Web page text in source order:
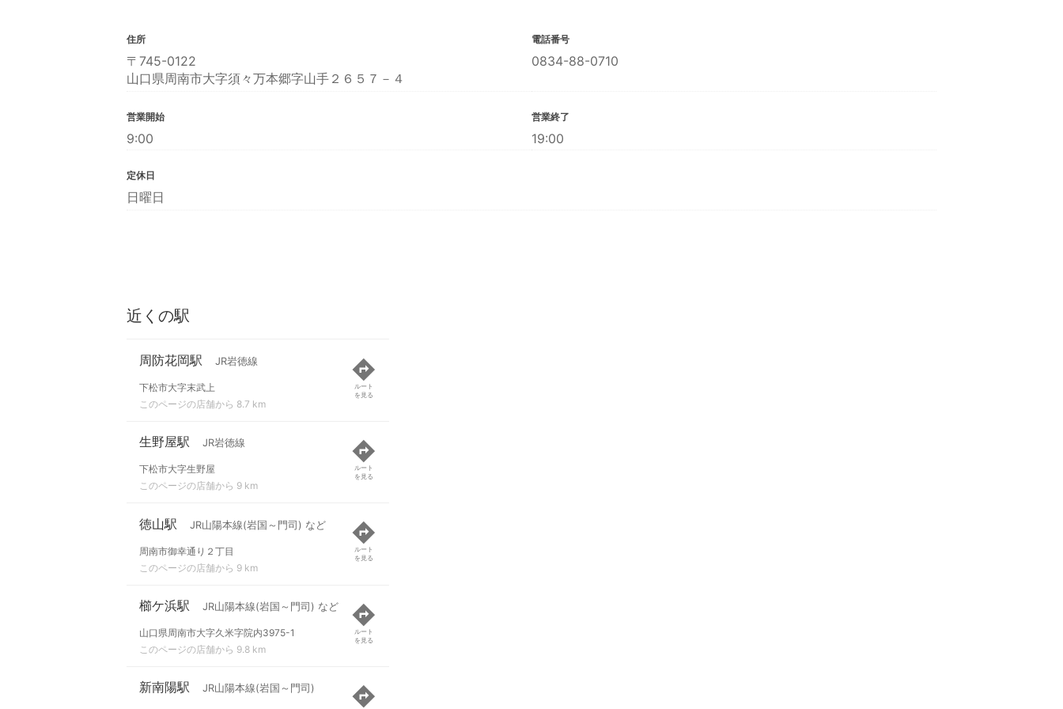
住所
〒745-0122
山口県周南市大字須々万本郷字山手２６５７－４
電話番号
0834-88-0710
営業開始
9:00
営業終了
19:00
定休日
日曜日
近くの駅
周防花岡駅 JR岩徳線
下松市大字末武上
このページの店舗から 8.7 km
ルート
を見る
生野屋駅 JR岩徳線
下松市大字生野屋
このページの店舗から 9 km
ルート
を見る
徳山駅 JR山陽本線(岩国～門司) など
周南市御幸通り２丁目
このページの店舗から 9 km
ルート
を見る
櫛ケ浜駅 JR山陽本線(岩国～門司) など
山口県周南市大字久米字院内3975-1
このページの店舗から 9.8 km
ルート
を見る
新南陽駅 JR山陽本線(岩国～門司)